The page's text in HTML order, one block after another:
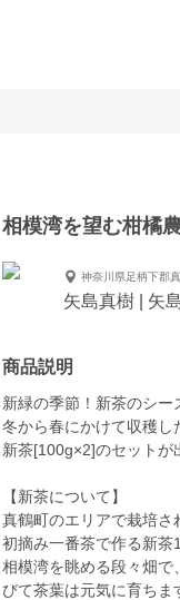
相模湾を望む柑橘
神奈川県足柄下郡
矢島真樹 | 矢
商品説明
新緑の季節！新茶のシー
冬から春にかけて収穫
新茶[100g×2]のセットが
【新茶について】
真鶴町のエリアで栽培さ
初摘み一番茶で作る新茶
相模湾を眺める段々畑で
びて茶葉は元気に育ちま